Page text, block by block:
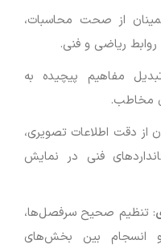
از صحت محاسبات،
ریاضی و فنی.
مفاهیم پیچیده به
مخاطب.
از دقت اطلاعات تصویری،
فنی در نمایش
: تنظیم صحیح سرفصل‌ها،
انسجام بین بخش‌های